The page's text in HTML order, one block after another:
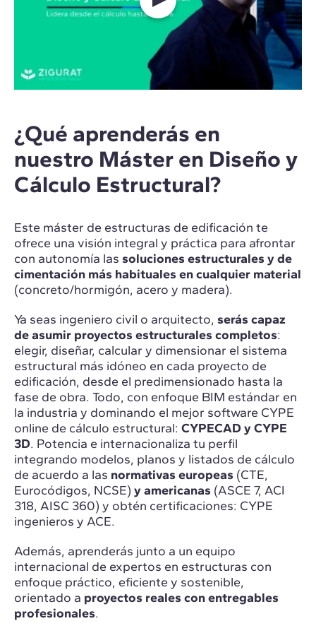
¿Qué aprenderás en
nuestro Máster en Diseño y
Cálculo Estructural?
Este máster de estructuras de edificación te
ofrece una visión integral y práctica para afrontar
con autonomía las soluciones estructurales y de
cimentación más habituales en cualquier material
(concreto/hormigón, acero y madera).
Ya seas ingeniero civil o arquitecto, serás capaz
de asumir proyectos estructurales completos:
elegir, diseñar, calcular y dimensionar el sistema
estructural más idóneo en cada proyecto de
edificación, desde el predimensionado hasta la
fase de obra. Todo, con enfoque BIM estándar en
la industria y dominando el mejor software CYPE
online de cálculo estructural: CYPECAD y CYPE
3D. Potencia e internacionaliza tu perfil
integrando modelos, planos y listados de cálculo
de acuerdo a las normativas europeas (CTE,
Eurocódigos, NCSE) y americanas (ASCE 7, ACI
318, AISC 360) y obtén certificaciones: CYPE
ingenieros y ACE.
Además, aprenderás junto a un equipo
internacional de expertos en estructuras con
enfoque práctico, eficiente y sostenible,
orientado a proyectos reales con entregables
profesionales.